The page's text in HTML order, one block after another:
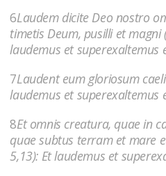
6Laudem dicite Deo nostro
timetis Deum, pusilli et magni
laudemus et superexaltemus
7Laudent eum gloriosum
laudemus et superexaltemus
8Et omnis creatura, quae in
quae subtus terram et mare
5,13): Et laudemus et